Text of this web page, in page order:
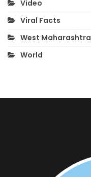
Video
Viral Facts
West Maharashtra
World